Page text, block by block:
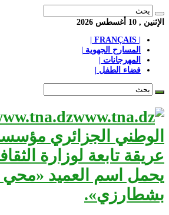
الإثنين , 10 أغسطس 2026
المسارح الجهوية |
المهرجانات |
فضاء الطفل |
الوطني الجزائري
عريقة تابعة لوزارة
يحمل اسم العميد «محي
بشطارزي».